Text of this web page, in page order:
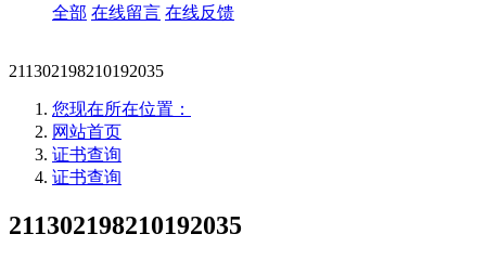
全部 在线留言 在线反馈
211302198210192035
您现在所在位置：
网站首页
证书查询
证书查询
211302198210192035